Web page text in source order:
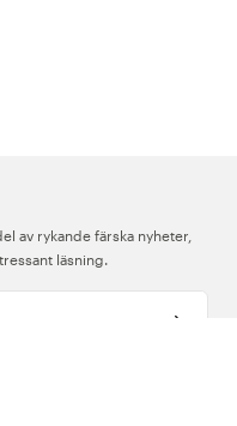
av rykande färska nyheter,
läsning.